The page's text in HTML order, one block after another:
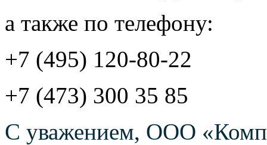
а также по телефону:
+7 (495) 120-80-22
+7 (473) 300 35 85
С уважением, ООО